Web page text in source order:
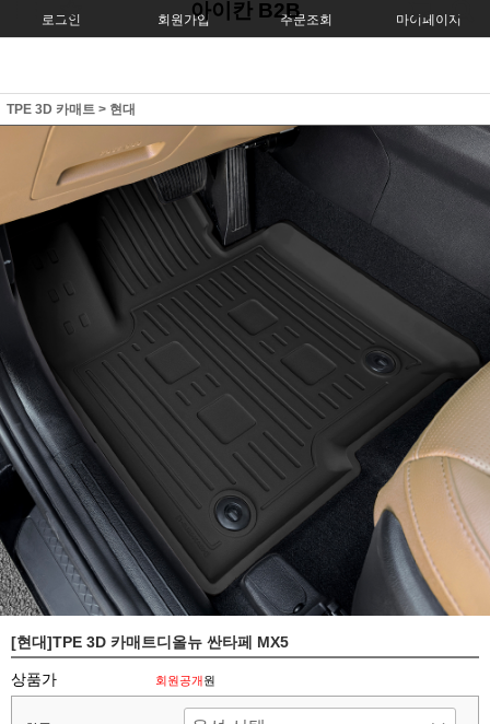
로그인 회원가입 주문조회 마이페이지
아이칸 B2B
TPE 3D 카매트 > 현대
[현대]TPE 3D 카매트디올뉴 싼타페 MX5
상품가 회원공개원